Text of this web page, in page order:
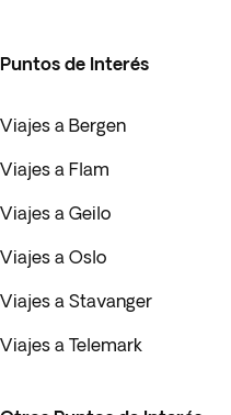
Puntos de Interés
Viajes a Bergen
Viajes a Flam
Viajes a Geilo
Viajes a Oslo
Viajes a Stavanger
Viajes a Telemark